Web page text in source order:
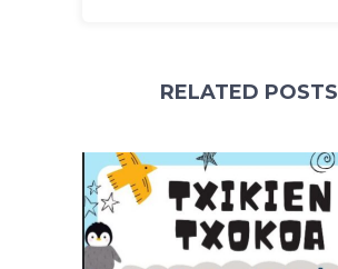
RELATED POSTS